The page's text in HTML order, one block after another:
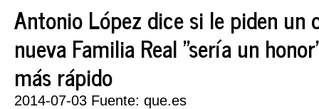
Antonio López dice si le piden un
nueva Familia Real "sería un
más rápido
2014-07-03 Fuente: que.es